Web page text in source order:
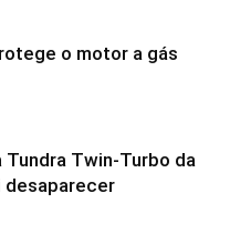
o motor a gás
Tundra Twin-Turbo da
desaparecer